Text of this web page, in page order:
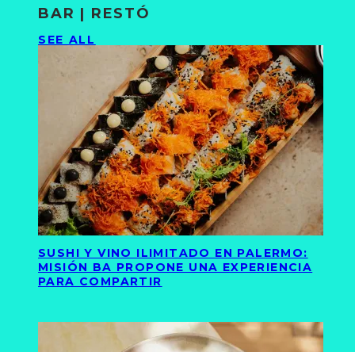
BAR | RESTÓ
SEE ALL
SUSHI Y VINO ILIMITADO EN PALERMO:
MISIÓN BA PROPONE UNA EXPERIENCIA
PARA COMPARTIR